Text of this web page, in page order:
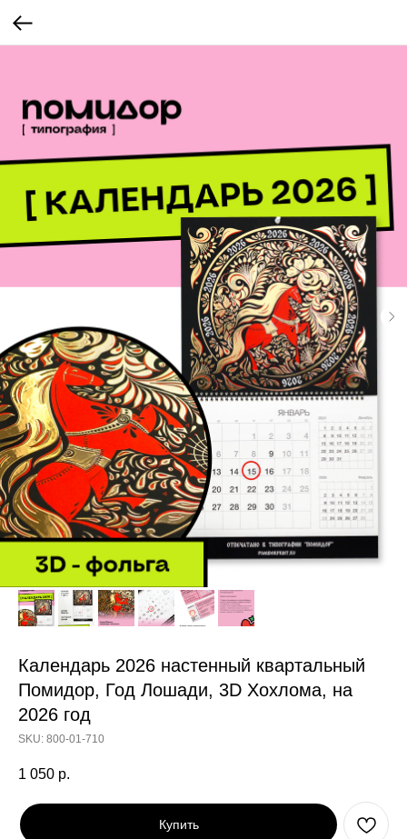
Календарь 2026 настенный квартальный
Помидор, Год Лошади, 3D Хохлома, на
2026 год
SKU: 800-01-710
1 050 р.
Купить